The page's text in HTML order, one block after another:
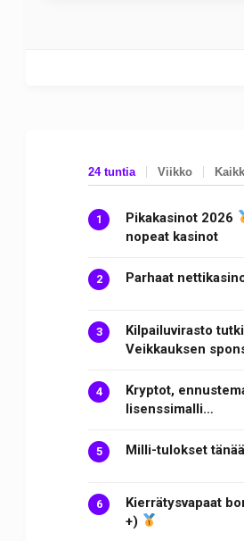
24 tuntia Viikko
Pikakasinot 2026
nopeat kasinot
Parhaat
Kilpailuvirasto
Veikkauksen
Kryptot,
lisenssimalli…
Milli-tulokset
Kierrätysvapaat
+)